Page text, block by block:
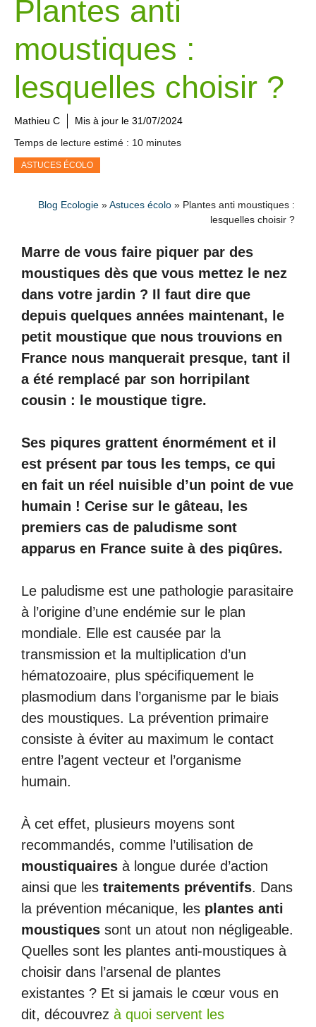
Plantes anti
moustiques :
lesquelles choisir ?
Mathieu C Mis à jour le 31/07/2024
Temps de lecture estimé : 10 minutes
ASTUCES ÉCOLO
Blog Ecologie »Astuces écolo » Plantes anti moustiques :
lesquelles choisir ?
Marre de vous faire piquer par des
moustiques dès que vous mettez le nez
dans votre jardin ? Il faut dire que
depuis quelques années maintenant, le
petit moustique que nous trouvions en
France nous manquerait presque, tant il
a été remplacé par son horripilant
cousin : le moustique tigre.
Ses piqures grattent énormément et il
est présent par tous les temps, ce qui
en fait un réel nuisible d’un point de vue
humain ! Cerise sur le gâteau, les
premiers cas de paludisme sont
apparus en France suite à des piqûres.
Le paludisme est une pathologie parasitaire
à l’origine d’une endémie sur le plan
mondiale. Elle est causée par la
transmission et la multiplication d’un
hématozoaire, plus spécifiquement le
plasmodium dans l’organisme par le biais
des moustiques. La prévention primaire
consiste à éviter au maximum le contact
entre l’agent vecteur et l’organisme
humain.
À cet effet, plusieurs moyens sont
recommandés, comme l’utilisation de
moustiquaires à longue durée d’action
ainsi que les traitements préventifs. Dans
la prévention mécanique, les plantes anti
moustiques sont un atout non négligeable.
Quelles sont les plantes anti-moustiques à
choisir dans l’arsenal de plantes
existantes ? Et si jamais le cœur vous en
dit, découvrez à quoi servent les